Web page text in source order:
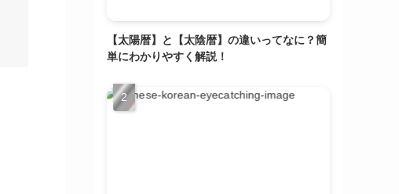
【太陽暦】と【太陰暦】の違いってなに？簡
単にわかりやすく解説！